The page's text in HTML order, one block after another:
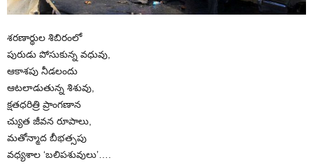
శరణార్థుల శిబిరంలో
పురుడు పోసుకున్న వధువు,
ఆకాశపు నీడలందు
ఆటలాడుతున్న శిశువు,
క్షతధరిత్రి ప్రాంగణాన
చ్యుత జీవన రూపాలు,
మతోన్మాద బీభత్సపు
వధ్యశాల ‘బలిపశువులు’….